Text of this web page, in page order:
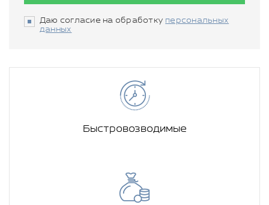
Даю согласие на обработку персональных
данных
Быстровозводимые